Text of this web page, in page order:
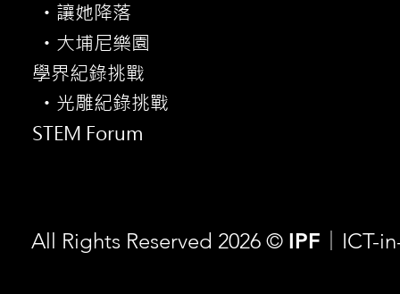
・ 讓她降落
・ 大埔尼樂園
學界紀錄挑戰
・ 光雕紀錄挑戰
STEM Forum
All Rights Reserved 2026 © IPF ICT-